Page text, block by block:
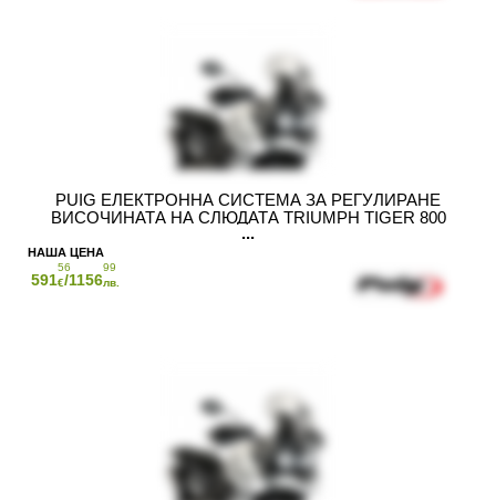
PUIG ЕЛЕКТРОННА СИСТЕМА ЗА РЕГУЛИРАНЕ
ВИСОЧИНАТА НА СЛЮДАТА TRIUMPH TIGER 800
591
56
€/1156
99
лв.